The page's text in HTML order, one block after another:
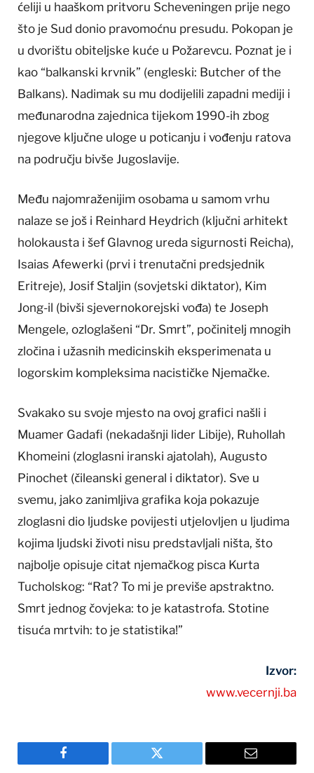
ćeliji u haaškom pritvoru Scheveningen prije nego
što je Sud donio pravomoćnu presudu. Pokopan je
u dvorištu obiteljske kuće u Požarevcu. Poznat je i
kao “balkanski krvnik” (engleski: Butcher of the
Balkans). Nadimak su mu dodijelili zapadni mediji i
međunarodna zajednica tijekom 1990-ih zbog
njegove ključne uloge u poticanju i vođenju ratova
na području bivše Jugoslavije.
Među najomraženijim osobama u samom vrhu
nalaze se još i Reinhard Heydrich (ključni arhitekt
holokausta i šef Glavnog ureda sigurnosti Reicha),
Isaias Afewerki (prvi i trenutačni predsjednik
Eritreje), Josif Staljin (sovjetski diktator), Kim
Jong-il (bivši sjevernokorejski vođa) te Joseph
Mengele, ozloglašeni “Dr. Smrt”, počinitelj mnogih
zločina i užasnih medicinskih eksperimenata u
logorskim kompleksima nacističke Njemačke.
Svakako su svoje mjesto na ovoj grafici našli i
Muamer Gadafi (nekadašnji lider Libije), Ruhollah
Khomeini (zloglasni iranski ajatolah), Augusto
Pinochet (čileanski general i diktator). Sve u
svemu, jako zanimljiva grafika koja pokazuje
zloglasni dio ljudske povijesti utjelovljen u ljudima
kojima ljudski životi nisu predstavljali ništa, što
najbolje opisuje citat njemačkog pisca Kurta
Tucholskog: “Rat? To mi je previše apstraktno.
Smrt jednog čovjeka: to je katastrofa. Stotine
tisuća mrtvih: to je statistika!”
Izvor:
www.vecernji.ba
Facebook Twitter Email